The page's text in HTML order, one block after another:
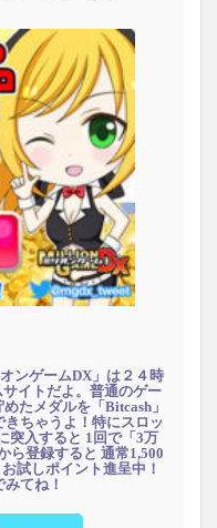
ンゲームDX」は２４時
イトだよ。普通のゲー
たメダルを「Bitcash」
ちゃうよ！特にスロッ
突入すると 1回で「3万
ら登録すると 通常1,500
試しポイント進呈中！
てね！